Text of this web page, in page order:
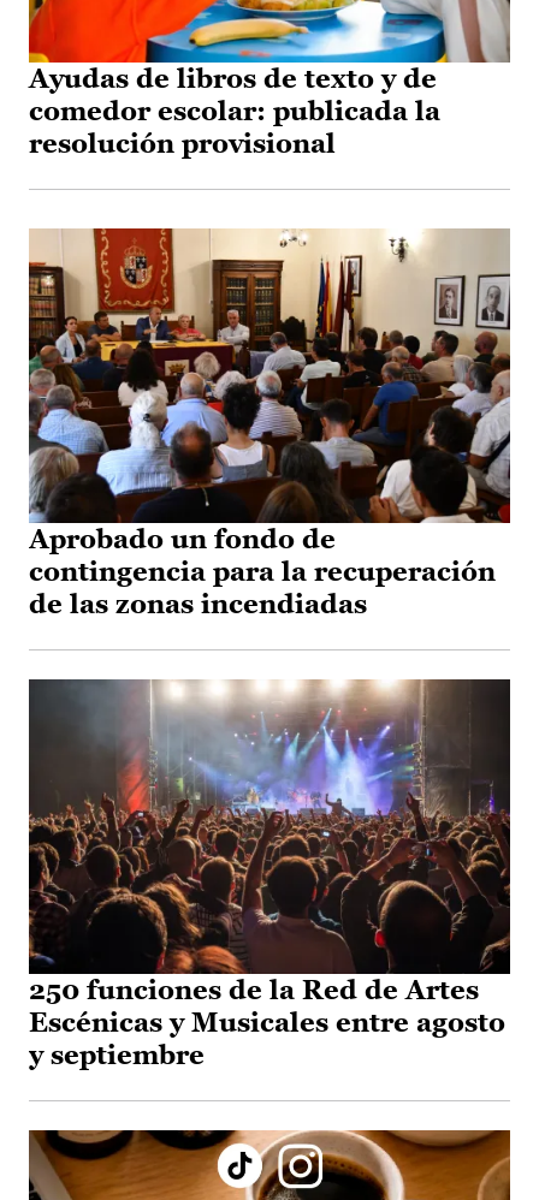
Ayudas de libros de texto y de
comedor escolar: publicada la
resolución provisional
Aprobado un fondo de
contingencia para la recuperación
de las zonas incendiadas
250 funciones de la Red de Artes
Escénicas y Musicales entre agosto
y septiembre